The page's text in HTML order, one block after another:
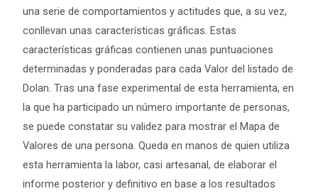
una serie de comportamientos y actitudes que, a su vez,
conllevan unas características gráficas. Estas
características gráficas contienen unas puntuaciones
determinadas y ponderadas para cada Valor del listado de
Dolan. Tras una fase experimental de esta herramienta, en
la que ha participado un número importante de personas,
se puede constatar su validez para mostrar el Mapa de
Valores de una persona. Queda en manos de quien utiliza
esta herramienta la labor, casi artesanal, de elaborar el
informe posterior y definitivo en base a los resultados